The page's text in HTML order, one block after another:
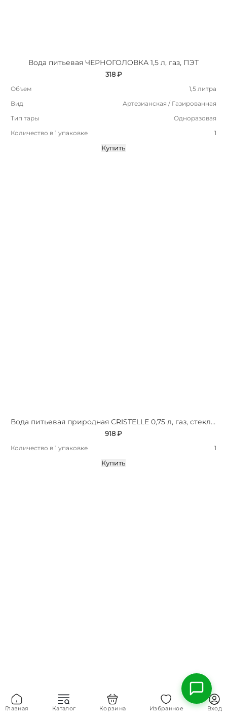
Главная Каталог Корзина Избранное Вход
Вода питьевая ЧЕРНОГОЛОВКА 1,5 л, газ, ПЭТ
318 ₽
Объем
1,5 литра
Вид
Артезианская / Газированная
Тип тары
Одноразовая
Количество в 1 упаковке
1
Купить
Вода питьевая природная СRISTELLE 0,75 л, газ, стекло, премиум
918 ₽
Количество в 1 упаковке 1
Купить